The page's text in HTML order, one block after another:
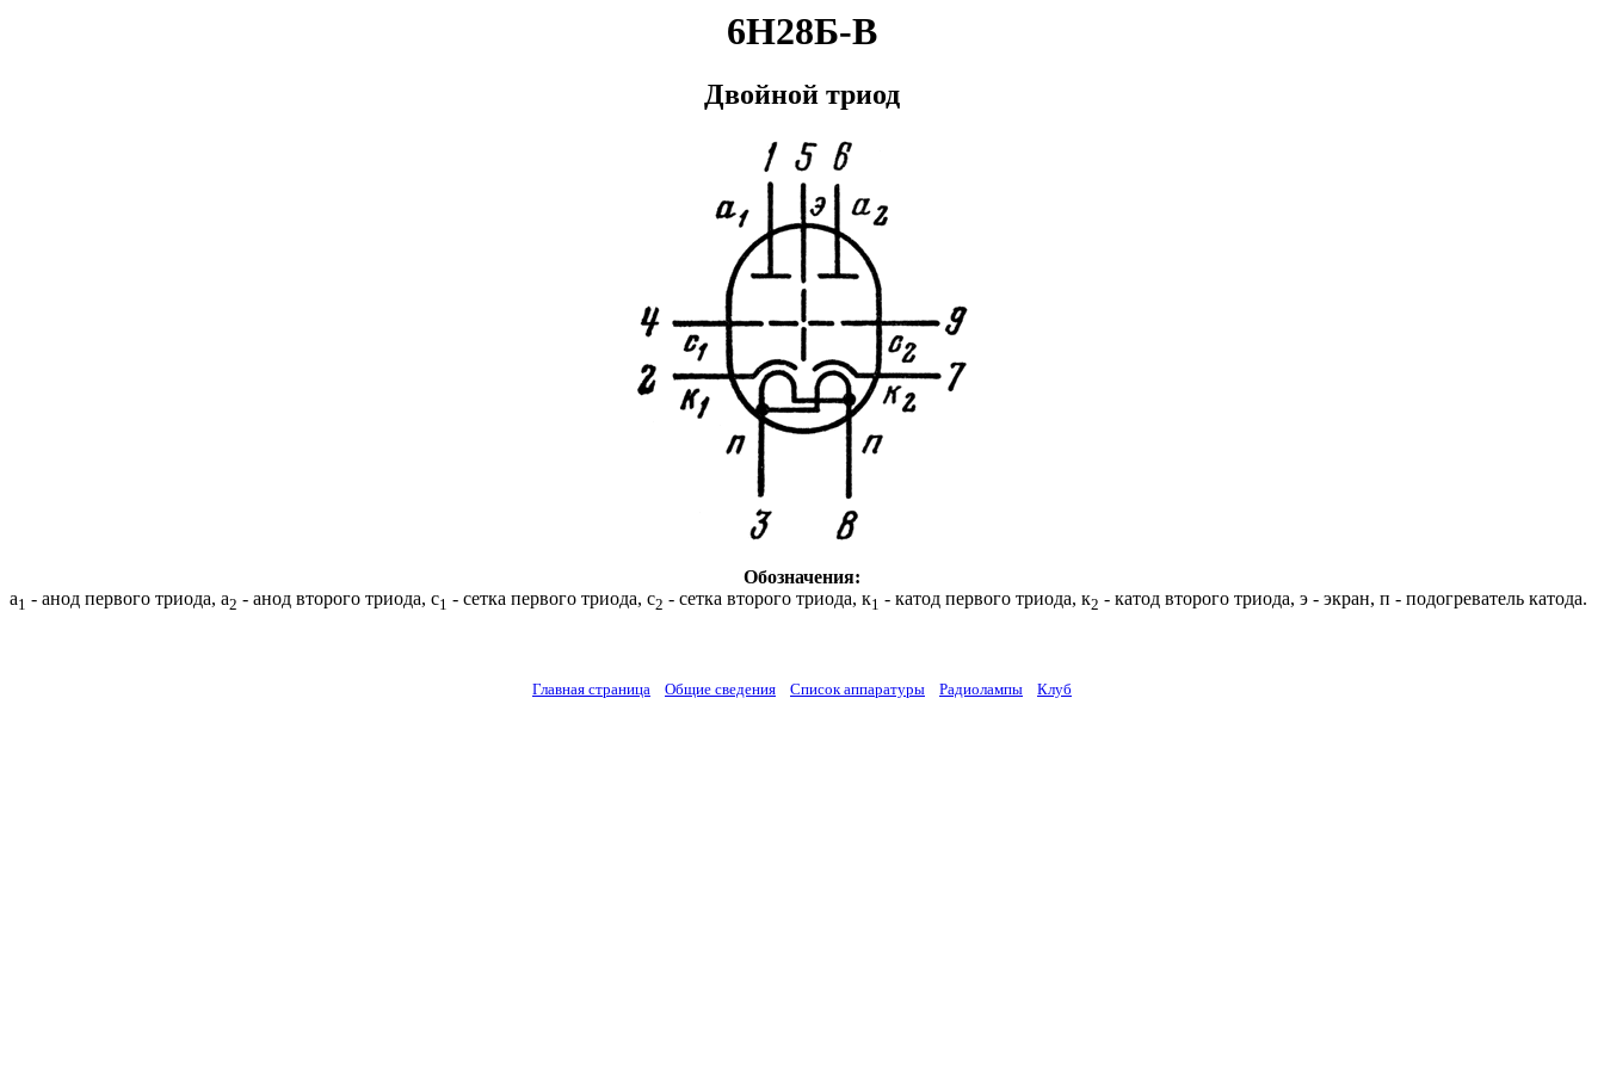
6Н28Б-В
Двойной триод
Обозначения:
а1 - анод первого триода, а2 - анод второго триода, с1 - сетка первого триода, с2 - сетка второго триода, к1 - катод первого триода, к2 - катод второго триода, э - экран, п - подогреватель катода.
Главная страница Общие сведения Список аппаратуры Радиолампы Клуб